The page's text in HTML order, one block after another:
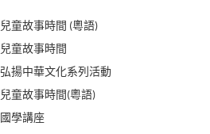
兒童故事時間 (粵語)
兒童故事時間
弘揚中華文化系列活動
兒童故事時間(粵語)
國學講座